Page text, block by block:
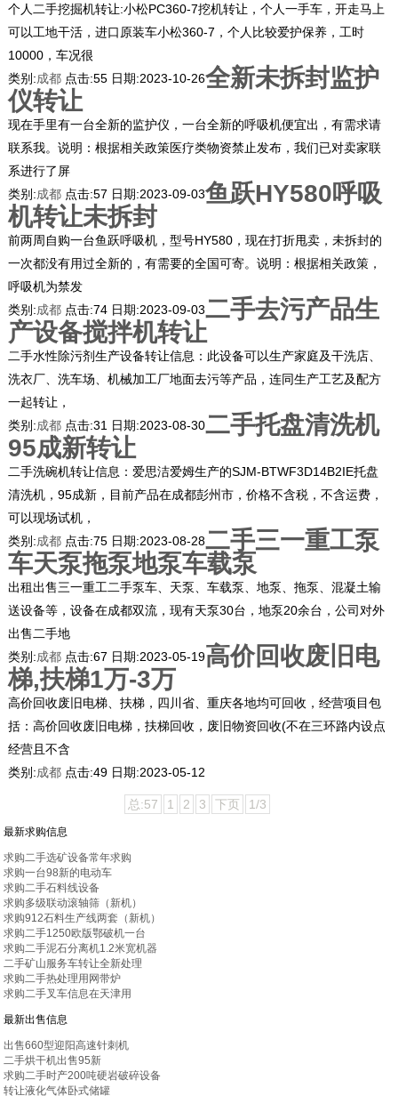
个人二手挖掘机转让:小松PC360-7挖机转让，个人一手车，开走马上
可以工地干活，进口原装车小松360-7，个人比较爱护保养，工时
10000，车况很
类别:成都 点击:55 日期:2023-10-26全新未拆封监护
仪转让
现在手里有一台全新的监护仪，一台全新的呼吸机便宜出，有需求请
联系我。说明：根据相关政策医疗类物资禁止发布，我们已对卖家联
系进行了屏
类别:成都 点击:57 日期:2023-09-03鱼跃HY580呼吸
机转让未拆封
前两周自购一台鱼跃呼吸机，型号HY580，现在打折甩卖，未拆封的
一次都没有用过全新的，有需要的全国可寄。说明：根据相关政策，
呼吸机为禁发
类别:成都 点击:74 日期:2023-09-03二手去污产品生
产设备搅拌机转让
二手水性除污剂生产设备转让信息：此设备可以生产家庭及干洗店、
洗衣厂、洗车场、机械加工厂地面去污等产品，连同生产工艺及配方
一起转让，
类别:成都 点击:31 日期:2023-08-30二手托盘清洗机
95成新转让
二手洗碗机转让信息：爱思洁爱姆生产的SJM-BTWF3D14B2IE托盘
清洗机，95成新，目前产品在成都彭州市，价格不含税，不含运费，
可以现场试机，
类别:成都 点击:75 日期:2023-08-28二手三一重工泵
车天泵拖泵地泵车载泵
出租出售三一重工二手泵车、天泵、车载泵、地泵、拖泵、混凝土输
送设备等，设备在成都双流，现有天泵30台，地泵20余台，公司对外
出售二手地
类别:成都 点击:67 日期:2023-05-19高价回收废旧电
梯,扶梯1万-3万
高价回收废旧电梯、扶梯，四川省、重庆各地均可回收，经营项目包
括：高价回收废旧电梯，扶梯回收，废旧物资回收(不在三环路内设点
经营且不含
类别:成都 点击:49 日期:2023-05-12
总:57 1 2 3 下页 1/3
最新求购信息
求购二手选矿设备常年求购
求购一台98新的电动车
求购二手石料线设备
求购多级联动滚轴筛（新机）
求购912石料生产线两套（新机）
求购二手1250欧版鄂破机一台
求购二手泥石分离机1.2米宽机器
二手矿山服务车转让全新处理
求购二手热处理用网带炉
求购二手叉车信息在天津用
最新出售信息
出售660型迎阳高速针刺机
二手烘干机出售95新
求购二手时产200吨硬岩破碎设备
转让液化气体卧式储罐